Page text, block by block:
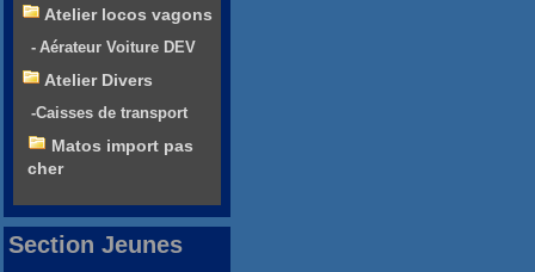
Atelier locos vagons
- Aérateur Voiture DEV
Atelier Divers
-Caisses de transport
Matos import pas
cher
Section Jeunes